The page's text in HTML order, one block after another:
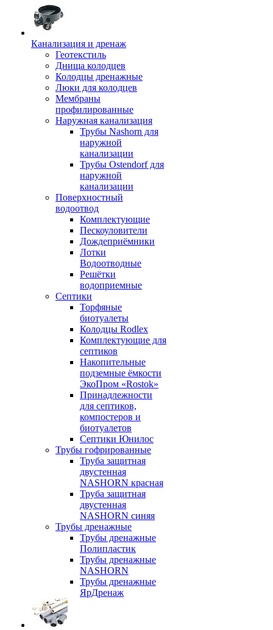
Канализация и дренаж
Геотекстиль
Днища колодцев
Колодцы дренажные
Люки для колодцев
Мембраны
профилированные
Наружная канализация
Трубы Nashorn для
наружной
канализации
Трубы Ostendorf для
наружной
канализации
Поверхностный
водоотвод
Комплектующие
Пескоуловители
Дождеприёмники
Лотки
Водоотводные
Решётки
водоприемные
Септики
Торфяные
биотуалеты
Колодцы Rodlex
Комплектующие для
септиков
Накопительные
подземные ёмкости
ЭкоПром «Rostok»
Принадлежности
для септиков,
компостеров и
биотуалетов
Септики Юнилос
Трубы гофрированные
Труба защитная
двустенная
NASHORN красная
Труба защитная
двустенная
NASHORN синяя
Трубы дренажные
Трубы дренажные
Полипластик
Трубы дренажные
NASHORN
Трубы дренажные
ЯрДренаж